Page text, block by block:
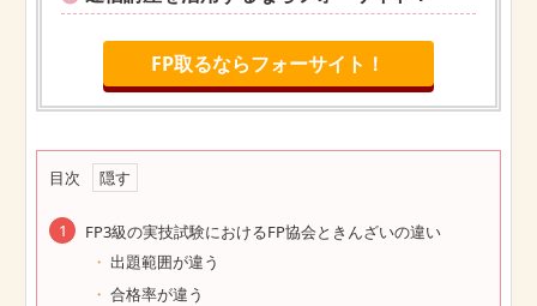
FP取るならフォーサイト！
目次
FP3級の実技試験におけるFP協会ときんざいの違い
出題範囲が違う
合格率が違う